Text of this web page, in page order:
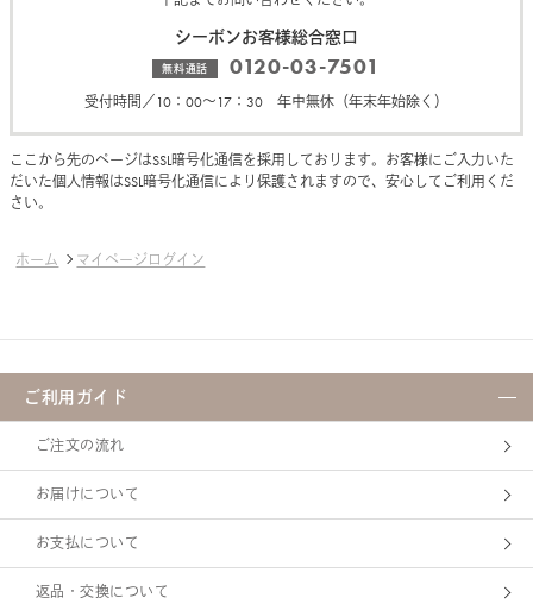
シーボンお客様総合窓口
0120-03-7501
受付時間／10：00～17：30 年中無休（年末年始除く）
ここから先のページはSSL暗号化通信を採用しております。お客様にご入力いた
だいた個人情報はSSL暗号化通信により保護されますので、安心してご利用くだ
さい。
ホーム マイページログイン
ご利用ガイド
ご注文の流れ
お届けについて
お支払について
返品・交換について